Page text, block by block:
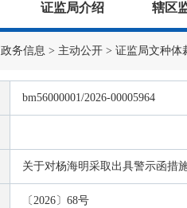
证监局介绍 辖区
政务信息 > 主动公开 > 证监局文种体
bm56000001/2026-00005964
关于对杨海明采取出具警示函措
〔2026〕68号